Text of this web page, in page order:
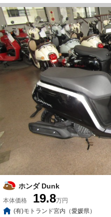
ホンダ Dunk
本体価格 19.8万円
(有)モトランド宮内（愛媛県）